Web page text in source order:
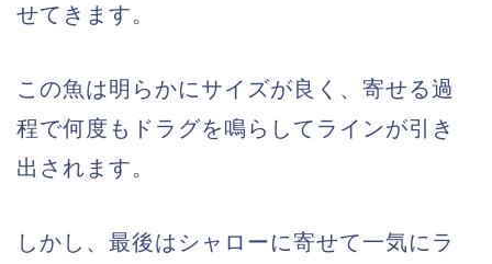
せてきます。
この魚は明らかにサイズが良く、寄せる過
程で何度もドラグを鳴らしてラインが引き
出されます。
しかし、最後はシャローに寄せて一気にラ